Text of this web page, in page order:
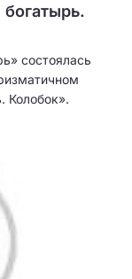
состоялась
Колобок».